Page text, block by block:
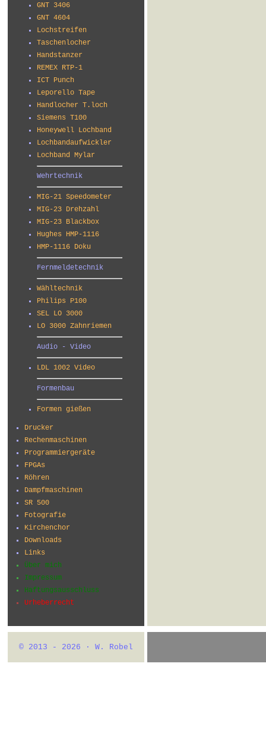
GNT 3406
GNT 4604
Lochstreifen
Taschenlocher
Handstanzer
REMEX RTP-1
ICT Punch
Leporello Tape
Handlocher T.loch
Siemens T100
Honeywell Lochband
Lochbandaufwickler
Lochband Mylar
Wehrtechnik
MIG-21 Speedometer
MIG-23 Drehzahl
MIG-23 Blackbox
Hughes HMP-1116
HMP-1116 Doku
Fernmeldetechnik
Wähltechnik
Philips P100
SEL LO 3000
LO 3000 Zahnriemen
Audio - Video
LDL 1002 Video
Formenbau
Formen gießen
Drucker
Rechenmaschinen
Programmiergeräte
FPGAs
Röhren
Dampfmaschinen
SR 500
Fotografie
Kirchenchor
Downloads
Links
Über mich
Impressum
Haftungsausschluss
Urheberrecht
© 2013 - 2026 · W. Robel